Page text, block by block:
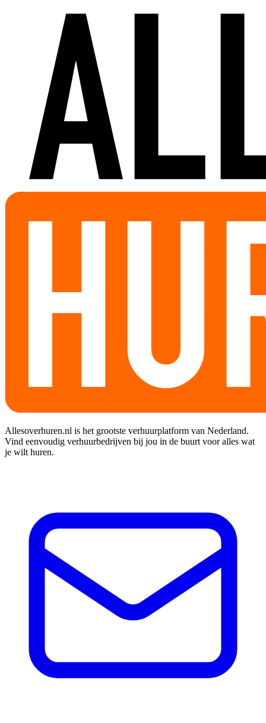
Allesoverhuren.nl is het grootste verhuurplatform van Nederland.
Vind eenvoudig verhuurbedrijven bij jou in de buurt voor alles wat
je wilt huren.